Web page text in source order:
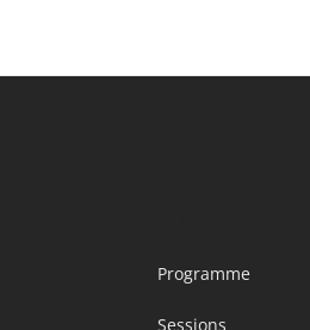
Programme
Sessions